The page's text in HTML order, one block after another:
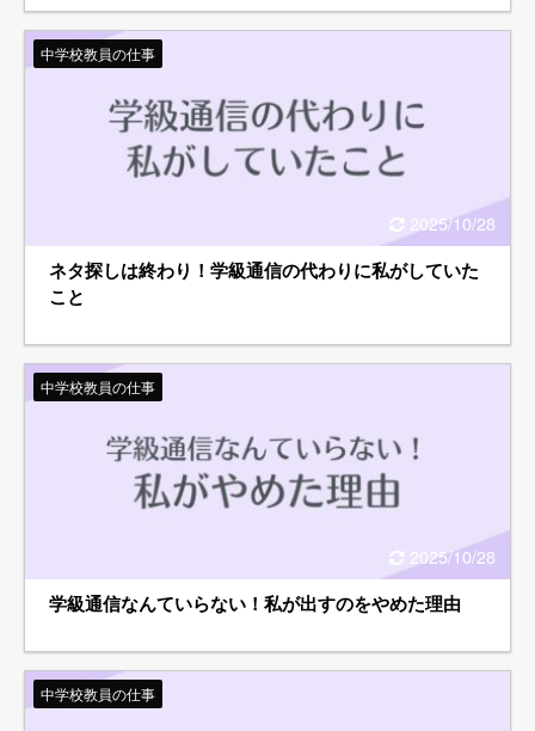
2025/10/28
中学校教員の仕事
ネタ探しは終わり！学級通信の代わりに私がしていた
こと
2025/10/28
中学校教員の仕事
学級通信なんていらない！私が出すのをやめた理由
中学校教員の仕事